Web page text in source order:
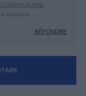
secours…
RÉPONDRE